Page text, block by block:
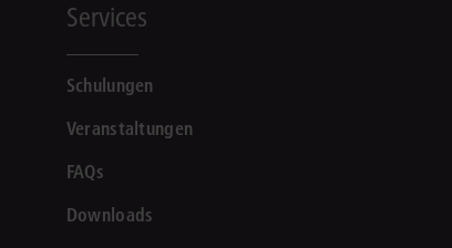
Services
Schulungen
Veranstaltungen
FAQs
Downloads